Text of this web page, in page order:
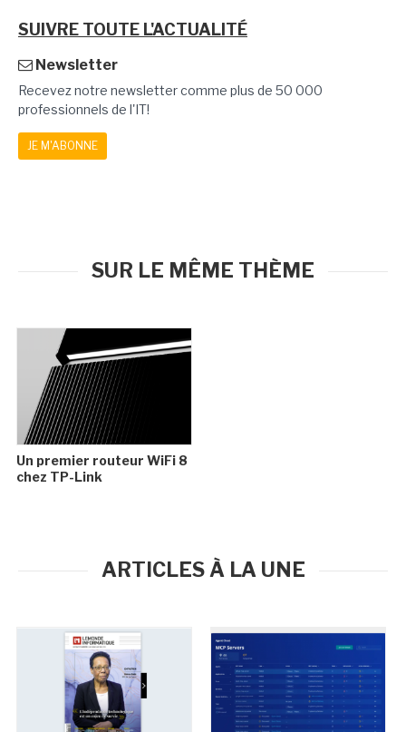
SUIVRE TOUTE L'ACTUALITÉ
Newsletter
Recevez notre newsletter comme plus de 50 000
professionnels de l'IT!
JE M'ABONNE
SUR LE MÊME THÈME
Un premier routeur WiFi 8
chez TP-Link
ARTICLES À LA UNE